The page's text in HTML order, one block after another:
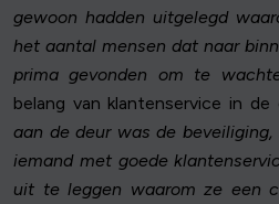
gewoon hadden uitgelegd
het aantal mensen dat naar
prima gevonden om te
belang van klantenservice in de
aan de deur was de
iemand met goede
uit te leggen waarom ze een